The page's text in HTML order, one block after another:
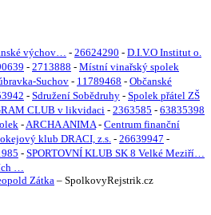
výchov… - 26624290 - D.I.V.O Institut o.
- 2713888 - Místní vinařský spolek
Suchov - 11789468 - Občanské
- Sdružení Sobědruhy - Spolek přátel ZŠ
CLUB v likvidaci - 2363585 - 63835398
-ARCHA ANIMA - Centrum finanční
klub DRACI, z.s. - 26639947 -
- SPORTOVNÍ KLUB SK 8 Velké Meziří…
…
Zátka– SpolkovyRejstrik.cz